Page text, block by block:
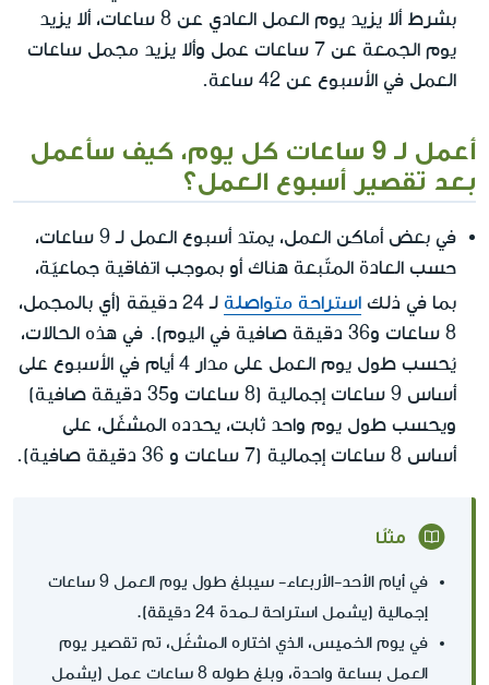
بشرط ألا يزيد يوم العمل العادي عن 8 ساعات، ألا يزيد
يوم الجمعة عن 7 ساعات عمل وألا يزيد مجمل ساعات
العمل في الأسبوع عن 42 ساعة.
أعمل لـ 9 ساعات كل يوم، كيف سأعمل
بعد تقصير أسبوع العمل؟
في بعض أماكن العمل، يمتد أسبوع العمل لـ 9 ساعات،
حسب العادة المتّبعة هناك أو بموجب اتفاقية جماعيّة،
بما في ذلك استراحة متواصلة لـ 24 دقيقة
(أي بالمجمل،
8 ساعات و36 دقيقة صافية في اليوم). في هذه الحالات،
يُحسب طول يوم العمل على مدار 4 أيام في الأسبوع على
أساس 9 ساعات إجمالية (8 ساعات و35 دقيقة صافية)
ويحسب طول يوم واحد ثابت، يحدده المشغّل، على
أساس 8 ساعات إجمالية (7 ساعات و 36 دقيقة صافية).
مثلًا
في أيام الأحد-الأربعاء- سيبلغ طول يوم العمل 9 ساعات
إجمالية (يشمل استراحة لـمدة 24 دقيقة).
في يوم الخميس، الذي اختاره المشغّل، تم تقصير يوم
العمل بساعة واحدة، وبلغ طوله 8 ساعات عمل (يشمل